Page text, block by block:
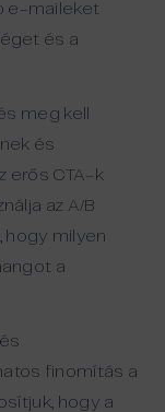
e-maileket
és a
meg kell
és
erős CTA-k
az A/B
hogy milyen
a
finomítás a
hogy a